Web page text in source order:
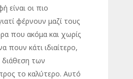
είναι οι πιο
φέρνουν μαζί τους
που ακόμα και χωρίς
πουν κάτι ιδιαίτερο,
διάθεση των
το καλύτερο. Αυτό